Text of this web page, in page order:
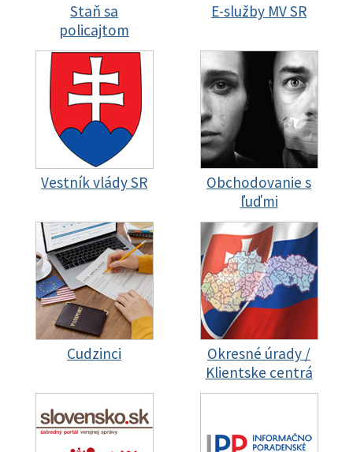
Staň sa
policajtom
E-služby MV SR
Vestník vlády SR
Obchodovanie s
ľuďmi
Cudzinci
Okresné úrady /
Klientske centrá